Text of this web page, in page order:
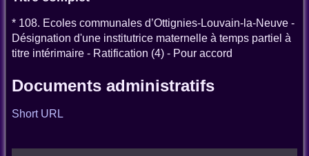
* 108. Ecoles communales d’Ottignies-Louvain-la-Neuve -
Désignation d'une institutrice maternelle à temps partiel à
titre intérimaire - Ratification (4) - Pour accord
Documents administratifs
Short URL